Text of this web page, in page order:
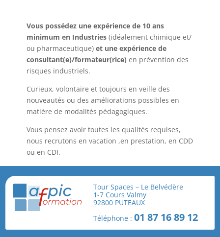
Vous possédez une expérience de 10 ans
minimum en Industries(idéalement chimique et/
ou pharmaceutique) et une expérience de
consultant(e)/formateur(rice) en prévention des
risques industriels.
Curieux, volontaire et toujours en veille des
nouveautés ou des améliorations possibles en
matière de modalités pédagogiques.
Vous pensez avoir toutes les qualités requises,
nous recrutons en vacation ,en prestation, en CDD
ou en CDI.
J'ENVOIE MON CV À :
AFPIC@AFPIC.COM
Tour Spaces – Le Belvédère
1-7 Cours Valmy
92800 PUTEAUX
Téléphone :01 87 16 89 12